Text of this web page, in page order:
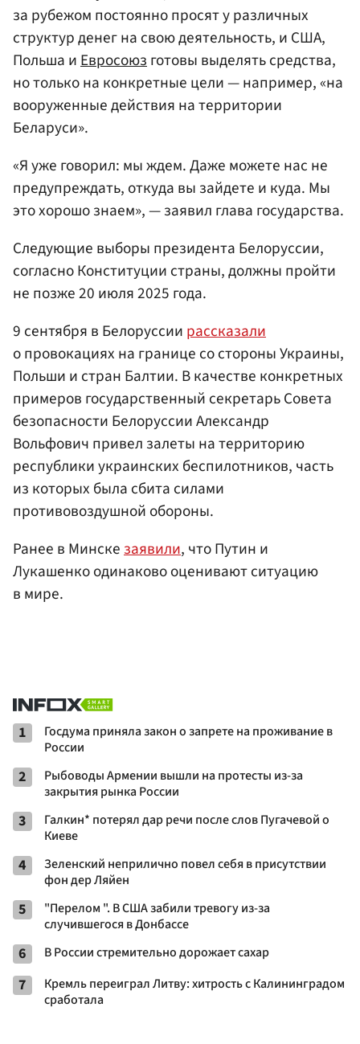
за рубежом постоянно просят у различных
структур денег на свою деятельность, и США,
Польша и Евросоюз готовы выделять средства,
но только на конкретные цели — например, «на
вооруженные действия на территории
Беларуси».
«Я уже говорил: мы ждем. Даже можете нас не
предупреждать, откуда вы зайдете и куда. Мы
это хорошо знаем», — заявил глава государства.
Следующие выборы президента Белоруссии,
согласно Конституции страны, должны пройти
не позже 20 июля 2025 года.
9 сентября в Белоруссии рассказали
о провокациях на границе со стороны Украины,
Польши и стран Балтии. В качестве конкретных
примеров государственный секретарь Совета
безопасности Белоруссии Александр
Вольфович привел залеты на территорию
республики украинских беспилотников, часть
из которых была сбита силами
противовоздушной обороны.
Ранее в Минскезаявили, что Путин и
Лукашенко одинаково оценивают ситуацию
в мире.
1
Госдума приняла закон о запрете на проживание в
России
2
Рыбоводы Армении вышли на протесты из-за
закрытия рынка России
3
Галкин* потерял дар речи после слов Пугачевой о
Киеве
4
Зеленский неприлично повел cебя в присутствии
фон дер Ляйен
5
"Перелом ". В США забили тревогу из-за
случившегося в Донбассе
6 В России стремительно дорожает сахар
7
Кремль переиграл Литву: хитрость с Калининградом
сработала